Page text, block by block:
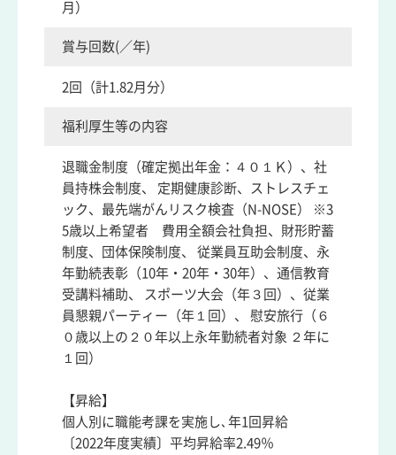
月）
賞与回数(／年)
2回（計1.82月分）
福利厚生等の内容
退職金制度（確定拠出年金：４０１Ｋ）、社
員持株会制度、 定期健康診断、ストレスチェ
ック、最先端がんリスク検査（N-NOSE） ※3
5歳以上希望者 費用全額会社負担、財形貯蓄
制度、団体保険制度、 従業員互助会制度、永
年勤続表彰（10年・20年・30年）、通信教育
受講料補助、 スポーツ大会（年３回）、従業
員懇親パーティー（年１回）、 慰安旅行（６
０歳以上の２０年以上永年勤続者対象 ２年に
１回）
【昇給】
個人別に職能考課を実施し､年1回昇給
〔2022年度実績〕平均昇給率2.49％